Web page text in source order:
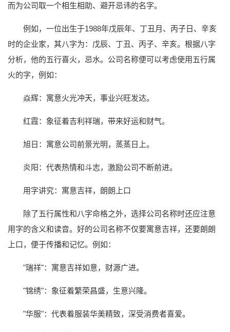
而为公司取一个相生相助、避开忌讳的名字。
例如，一位出生于1988年戊辰年、丁丑月、丙子日、辛亥
时的企业家，其八字为：戊辰、丁丑、丙子、辛亥。根据八字
分析，他的五行喜火，忌水。公司名称便可以考虑使用五行属
火的字，例如：
焱辉：寓意火光冲天，事业兴旺发达。
红霞：象征着吉利祥瑞，带来好运和财气。
旭日：寓意公司前景光明，蒸蒸日上。
炎阳：代表热情和斗志，激励公司不断前进。
用字讲究：寓意吉祥，朗朗上口
除了五行属性和八字命格之外，选择公司名称时还应注意
用字的含义和读音。好的公司名称不仅要寓意吉祥，还要朗朗
上口，便于传播和记忆。例如：
"瑞祥"：寓意吉祥如意，财源广进。
"锦绣"：象征着繁荣昌盛，生意兴隆。
"华服"：代表着服装华美精致，深受消费者喜爱。